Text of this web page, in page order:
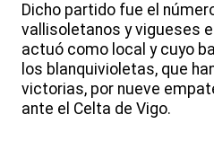
Dicho partido fue el
vallisoletanos y vigueses
actuó como local y cuyo
los blanquivioletas, que
victorias, por nueve
ante el Celta de Vigo.